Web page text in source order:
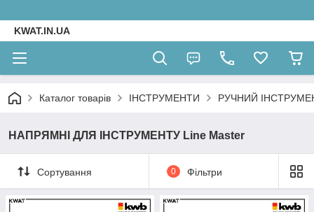
KWAT.IN.UA
Каталог товарів ІНСТРУМЕНТИ РУЧНИЙ
НАПРЯМНІ ДЛЯ ІНСТРУМЕНТУ Line Master
Сортування 0 Фільтри